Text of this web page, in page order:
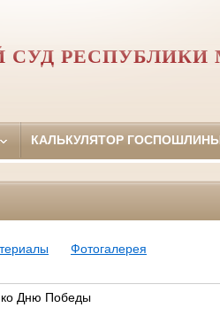
РЕСПУБЛИКИ
КАЛЬКУЛЯТОР
Фотогалерея
ко Дню Победы